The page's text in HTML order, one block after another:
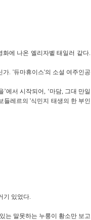
에 나온 엘리자벹 태일러 같다.
. '듀마휴이스'의 소설 여주인공
에서 시작되어, ‘마담, 그대 만일
들레르의 '식민지 태생의 한 부인
기 있었다.
는 말못하는 누룽이 황소만 보고